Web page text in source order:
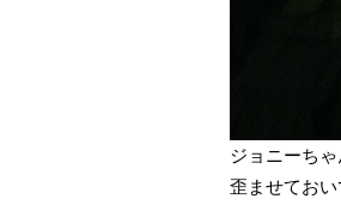
ジョニーち
歪ませてお